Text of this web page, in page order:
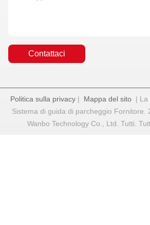
Contattaci
Politica sulla privacy| Mappa del sito| La
Sistema di guida di parcheggio Fornitore.
Wanbo Technology Co., Ltd. Tutti.